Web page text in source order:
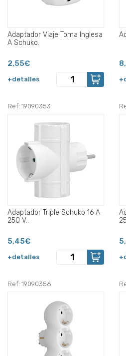
Adaptador Viaje Toma Inglesa
A Schuko.
2,55€
+detalles
Ref: 19090353
Adaptador Triple Schuko 16 A
250 V..
5,45€
+detalles
Ref: 19090356